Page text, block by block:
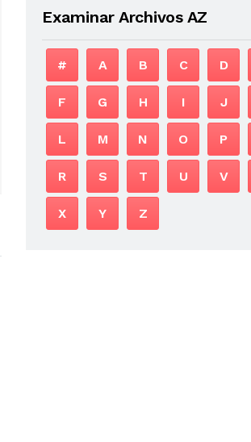
Examinar Archivos AZ
# A B C D
F G H I J
L M N O P
R S T U V
X Y Z